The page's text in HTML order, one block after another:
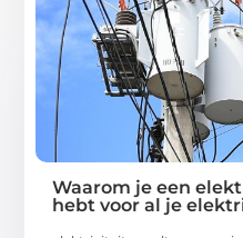
Waarom je een
hebt voor al je